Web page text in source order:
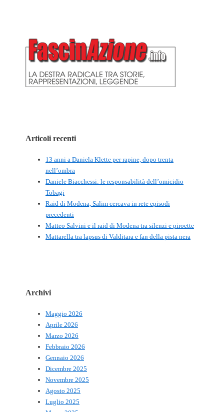
Articoli recenti
13 anni a Daniela Klette per rapine, dopo trenta
nell’ombra
Daniele Biacchessi: le responsabilità dell’omicidio
Tobagi
Raid di Modena, Salim cercava in rete episodi
precedenti
Matteo Salvini e il raid di Modena tra silenzi e piroette
Mattarella tra lapsus di Valditara e fan della pista nera
Archivi
Maggio 2026
Aprile 2026
Marzo 2026
Febbraio 2026
Gennaio 2026
Dicembre 2025
Novembre 2025
Agosto 2025
Luglio 2025